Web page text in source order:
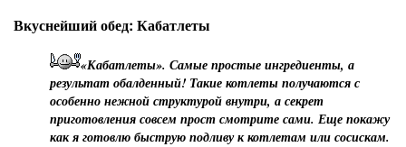
Вкуснейший обед: Кабатлеты
«Кабатлеты». Самые простые ингредиенты, а
результат обалденный! Такие котлеты получаются с
особенно нежной структурой внутри, а секрет
приготовления совсем прост смотрите сами. Еще покажу
как я готовлю быструю подливу к котлетам или сосискам.